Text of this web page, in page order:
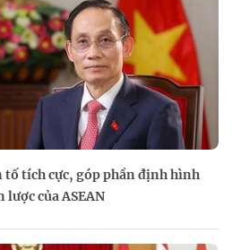
tố tích cực, góp phần định hình
của ASEAN